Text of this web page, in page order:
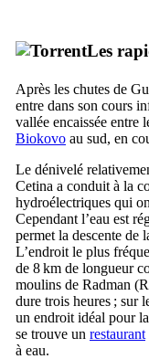
Les
Après les chutes de
entre dans son cours
vallée encaissée entre
Biokovo au sud, en
Le dénivelé
Cetina a conduit à la
hydroélectriques qui
Cependant l’eau est
permet la descente de
L’endroit le plus
de 8 km de longueur
moulins de Radman (
dure trois heures ; sur
un endroit idéal pour
se trouve un restaurant
à eau.